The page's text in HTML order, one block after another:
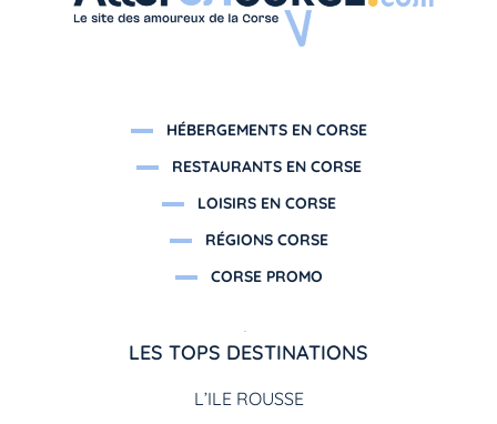
HÉBERGEMENTS EN CORSE
RESTAURANTS EN CORSE
LOISIRS EN CORSE
RÉGIONS CORSE
CORSE PROMO
LES TOPS DESTINATIONS
L’ILE ROUSSE